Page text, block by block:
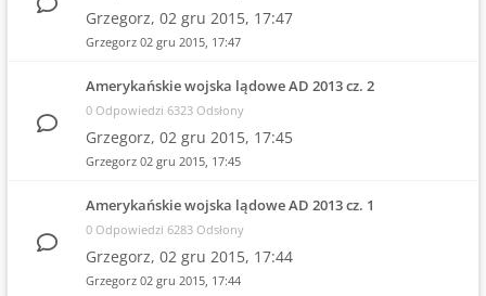
Grzegorz, 02 gru 2015, 17:47
Grzegorz 02 gru 2015, 17:47
Amerykańskie wojska lądowe AD 2013 cz. 2
0 Odpowiedzi 6323 Odsłony
Grzegorz, 02 gru 2015, 17:45
Grzegorz 02 gru 2015, 17:45
Amerykańskie wojska lądowe AD 2013 cz. 1
0 Odpowiedzi 6283 Odsłony
Grzegorz, 02 gru 2015, 17:44
Grzegorz 02 gru 2015, 17:44